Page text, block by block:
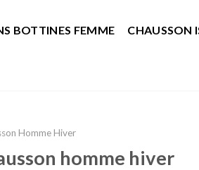
BOTTINES FEMME CHAUSSON
Homme Hiver
homme hiver